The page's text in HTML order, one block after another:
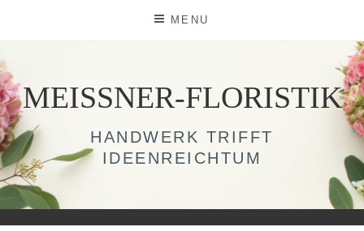
MENU
MEISSNER-FLORISTIK
HANDWERK TRIFFT
IDEENREICHTUM